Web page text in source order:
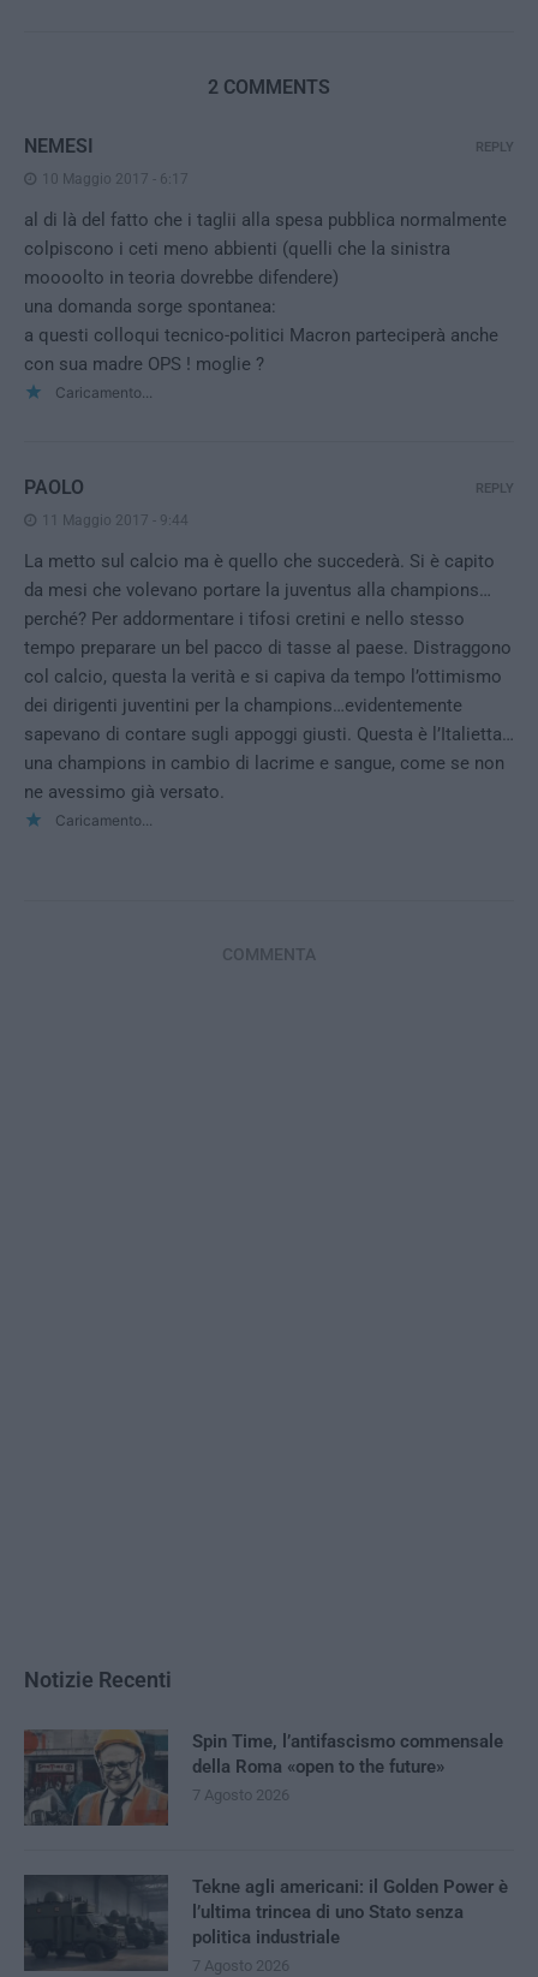
2 COMMENTS
NEMESI
10 Maggio 2017 - 6:17
al di là del fatto che i taglii alla spesa pubblica normalmente
colpiscono i ceti meno abbienti (quelli che la sinistra
moooolto in teoria dovrebbe difendere)
una domanda sorge spontanea:
a questi colloqui tecnico-politici Macron parteciperà anche
con sua madre OPS ! moglie ?
Caricamento...
REPLY
PAOLO
11 Maggio 2017 - 9:44
La metto sul calcio ma è quello che succederà. Si è capito
da mesi che volevano portare la juventus alla champions…
perché? Per addormentare i tifosi cretini e nello stesso
tempo preparare un bel pacco di tasse al paese. Distraggono
col calcio, questa la verità e si capiva da tempo l’ottimismo
dei dirigenti juventini per la champions…evidentemente
sapevano di contare sugli appoggi giusti. Questa è l’Italietta…
una champions in cambio di lacrime e sangue, come se non
ne avessimo già versato.
Caricamento...
REPLY
COMMENTA
Notizie Recenti
Spin Time, l’antifascismo commensale
della Roma «open to the future»
7 Agosto 2026
Tekne agli americani: il Golden Power è
l’ultima trincea di uno Stato senza
politica industriale
7 Agosto 2026